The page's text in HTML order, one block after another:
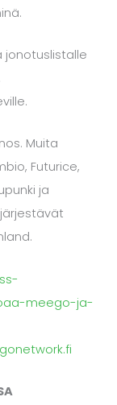
jonotuslistalle
Muita
Futurice,
ja
meego-ja-